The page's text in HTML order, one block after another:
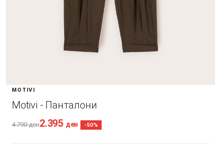
MOTIVI
Motivi - Панталони
4.790ден2.395 ден -50%